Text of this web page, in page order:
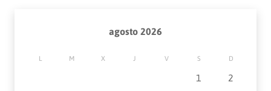
agosto 2026
L M X J V S D
1
2